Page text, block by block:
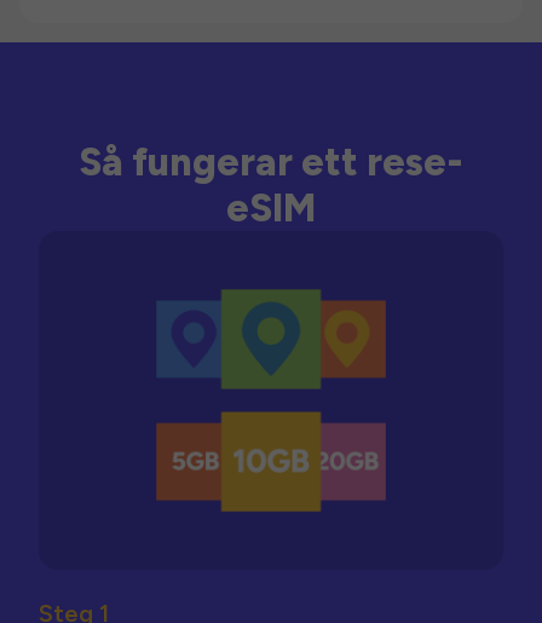
Så fungerar ett rese-
eSIM
Steg 1